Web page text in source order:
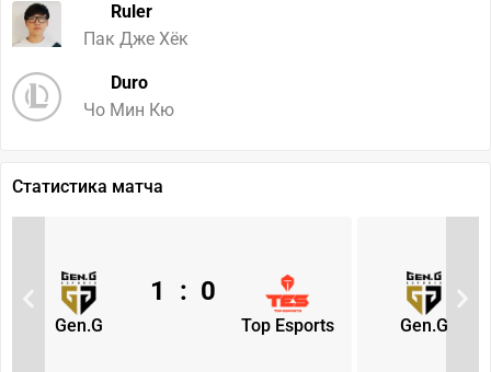
Ruler
Пак Дже Хёк
Duro
Чо Мин Кю
Статистика матча
Gen.G Top Esports
1 : 0
Gen.G